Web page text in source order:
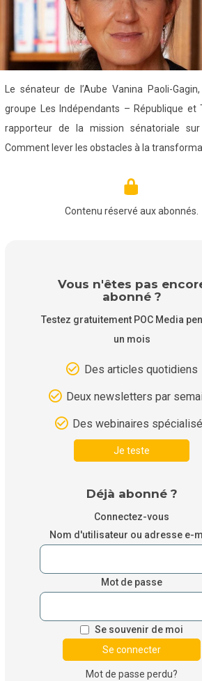
Le sénateur de l’Aube Vanina Paoli-
groupe Les Indépendants – République et
rapporteur de la mission sénatoriale sur
Comment lever les obstacles à la
Contenu réservé aux abonnés.
Vous n'êtes pas
abonné ?
Testez gratuitement POC Media
un mois
Des articles quotidiens
Deux newsletters par
Des webinaires
Je teste
Déjà abonné ?
Connectez-vous
Nom d'utilisateur ou adresse e-
Mot de passe
Se souvenir de moi
Mot de passe perdu?